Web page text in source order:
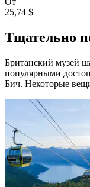
25,74 $
Тщательно
Британский музей
популярными
Бич. Некоторые